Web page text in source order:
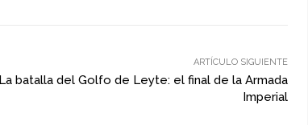
ARTÍCULO SIGUIENTE
La batalla del Golfo de Leyte: el final de la Armada
Imperial